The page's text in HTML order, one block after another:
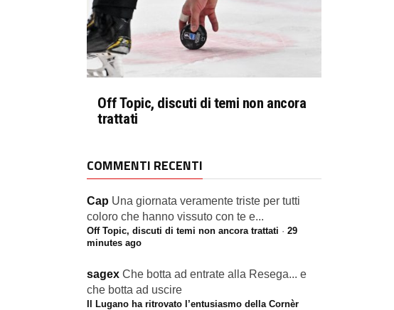
Off Topic, discuti di temi non ancora
trattati
COMMENTI RECENTI
Cap Una giornata veramente triste per tutti
coloro che hanno vissuto con te e...
Off Topic, discuti di temi non ancora trattati · 29
minutes ago
sagex Che botta ad entrate alla Resega... e
che botta ad uscire
Il Lugano ha ritrovato l’entusiasmo della Cornèr